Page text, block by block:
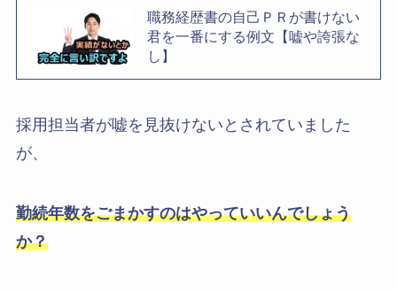
職務経歴書の自己ＰＲが書けない
君を一番にする例文【嘘や誇張な
し】
採用担当者が嘘を見抜けないとされていました
が、
勤続年数をごまかすのはやっていいんでしょう
か？